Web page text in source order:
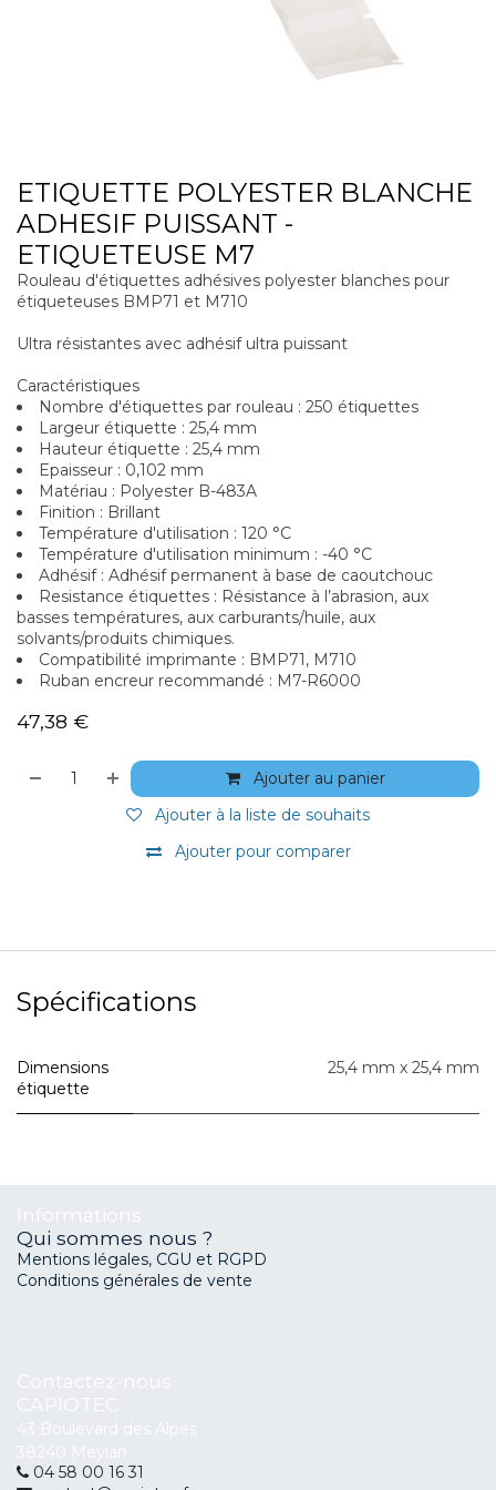
ETIQUETTE POLYESTER BLANCHE
ADHESIF PUISSANT -
ETIQUETEUSE M7
Rouleau d'étiquettes adhésives polyester blanches pour
étiqueteuses BMP71 et M710
Ultra résistantes avec adhésif ultra puissant
Caractéristiques
Nombre d'étiquettes par rouleau : 250 étiquettes
Largeur étiquette : 25,4 mm
Hauteur étiquette : 25,4 mm
Epaisseur : 0,102 mm
Matériau : Polyester B-483A
Finition : Brillant
Température d'utilisation : 120 °C
Température d'utilisation minimum : -40 °C
Adhésif : Adhésif permanent à base de caoutchouc
Resistance étiquettes : Résistance à l’abrasion, aux
basses températures, aux carburants/huile, aux
solvants/produits chimiques.
Compatibilité imprimante : BMP71, M710
Ruban encreur recommandé : M7-R6000
47,38 €
Ajouter au panier
Ajouter pour comparer
Ajouter à la liste de souhaits
Spécifications
Dimensions
étiquette
25,4 mm x 25,4 mm
Qui sommes nous ?
Mentions légales, CGU et RGPD
Conditions générales de vente
04 58 00 16 31